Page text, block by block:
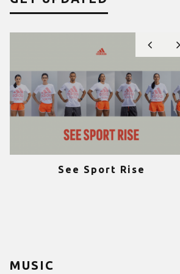
See Sport Rise
MUSIC